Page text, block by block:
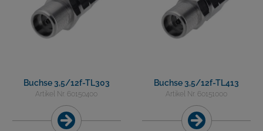
Buchse 3,5/12f-TL303
Artikel Nr. 60150400
Buchse 3,5/12f-TL413
Artikel Nr. 60151000